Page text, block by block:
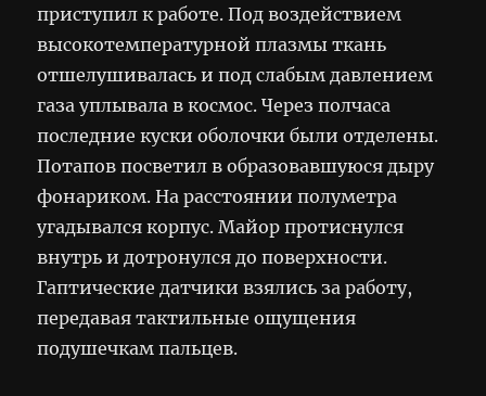
приступил к работе. Под воздействием
высокотемпературной плазмы ткань
отшелушивалась и под слабым давлением
газа уплывала в космос. Через полчаса
последние куски оболочки были отделены.
Потапов посветил в образовавшуюся дыру
фонариком. На расстоянии полуметра
угадывался корпус. Майор протиснулся
внутрь и дотронулся до поверхности.
Гаптические датчики взялись за работу,
передавая тактильные ощущения
подушечкам пальцев.